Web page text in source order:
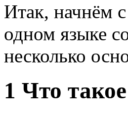
Итак, начнём
одном языке
несколько
1 Что